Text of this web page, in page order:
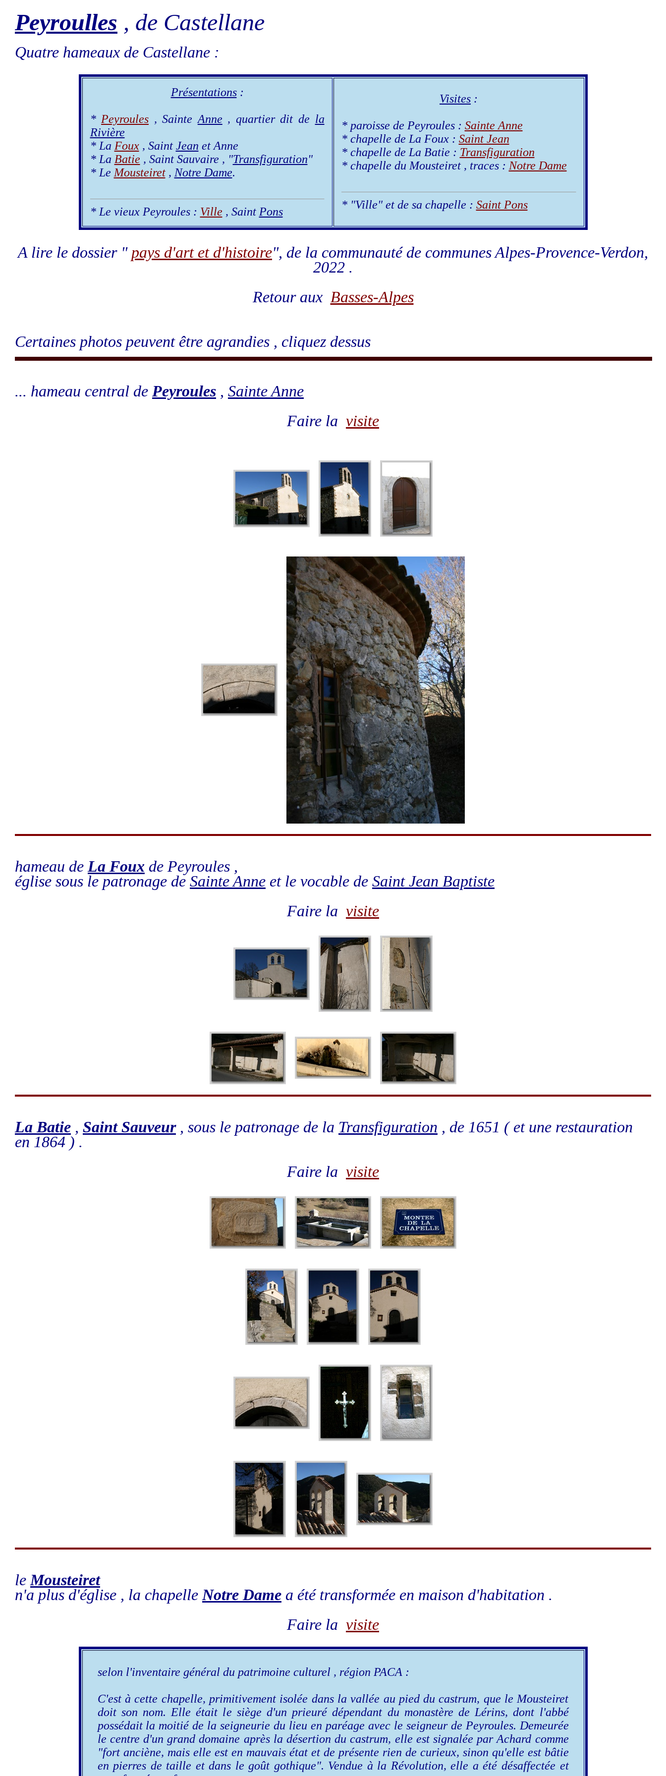
Peyroulles , de Castellane
Quatre hameaux de Castellane :
Présentations:
* Peyroules , Sainte Anne , quartier dit de la
Rivière
* La Foux, Saint Jean et Anne
* La Batie , Saint Sauvaire , "Transfiguration"
* Le Mousteiret, Notre Dame.
* Le vieux Peyroules : Ville , Saint Pons
Visites :
* paroisse de Peyroules : Sainte Anne
* chapelle de La Foux : Saint Jean
* chapelle de La Batie : Transfiguration
* chapelle du Mousteiret , traces : Notre Dame
* "Ville" et de sa chapelle : Saint Pons
A lire le dossier " pays d'art et d'histoire", de la communauté de communes Alpes-Provence-Verdon,
2022 .
Retour aux Basses-Alpes
Certaines photos peuvent être agrandies , cliquez dessus
... hameau central de Peyroules , Sainte Anne
Faire la visite
hameau de La Foux de Peyroules ,
église sous le patronage deSainte Anne et le vocable de Saint Jean Baptiste
Faire la visite
La Batie , Saint Sauveur, sous le patronage de la Transfiguration , de 1651 ( et une restauration
en 1864 ) .
Faire la visite
le Mousteiret
n'a plus d'église , la chapelle Notre Dame a été transformée en maison d'habitation .
Faire la visite
selon l'inventaire général du patrimoine culturel , région PACA :
C'est à cette chapelle, primitivement isolée dans la vallée au pied du castrum, que le Mousteiret
doit son nom. Elle était le siège d'un prieuré dépendant du monastère de Lérins, dont l'abbé
possédait la moitié de la seigneurie du lieu en paréage avec le seigneur de Peyroules. Demeurée
le centre d'un grand domaine après la désertion du castrum, elle est signalée par Achard comme
"fort anciène, mais elle est en mauvais état et de présente rien de curieux, sinon qu'elle est bâtie
en pierres de taille et dans le goût gothique". Vendue à la Révolution, elle a été désaffectée et